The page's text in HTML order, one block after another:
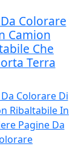
Colorare
Camion
Che
Terra